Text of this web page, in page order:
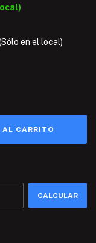
en el local)
CALCULAR